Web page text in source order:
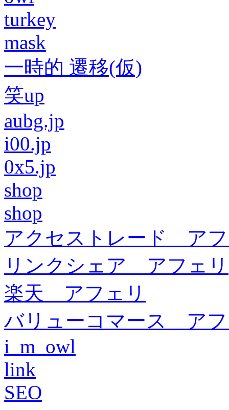
turkey
mask
一時的 遷移(仮)
笑up
aubg.jp
i00.jp
0x5.jp
shop
shop
アクセストレード ア
リンクシェア アフェリ
楽天 アフェリ
バリューコマース ア
i_m_owl
link
SEO